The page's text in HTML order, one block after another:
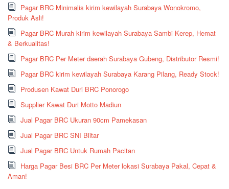
Pagar BRC Minimalis kirim kewilayah Surabaya Wonokromo,
Produk Asli!
Pagar BRC Murah kirim kewilayah Surabaya Sambi Kerep, Hemat
& Berkualitas!
Pagar BRC Per Meter daerah Surabaya Gubeng, Distributor Resmi!
Pagar BRC kirim kewilayah Surabaya Karang Pilang, Ready Stock!
Produsen Kawat Duri BRC Ponorogo
Supplier Kawat Duri Motto Madiun
Jual Pagar BRC Ukuran 90cm Pamekasan
Jual Pagar BRC SNI Blitar
Jual Pagar BRC Untuk Rumah Pacitan
Harga Pagar Besi BRC Per Meter lokasi Surabaya Pakal, Cepat &
Aman!